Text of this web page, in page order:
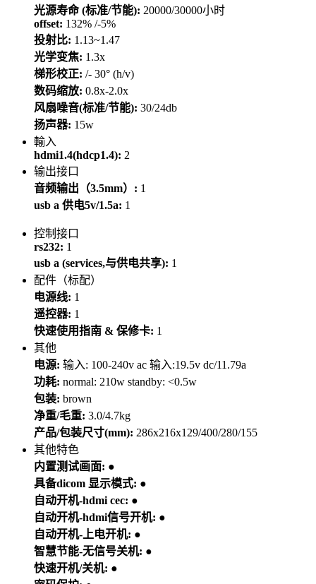
光源寿命 (标准/节能): 20000/30000小时
offset: 132% /-5%
投射比: 1.13~1.47
光学变焦: 1.3x
梯形校正: /- 30° (h/v)
数码缩放: 0.8x-2.0x
风扇噪音(标准/节能): 30/24db
扬声器: 15w
輸入
hdmi1.4(hdcp1.4): 2
输出接口
音频输出（3.5mm）: 1
usb a 供电5v/1.5a: 1
控制接口
rs232: 1
usb a (services,与供电共享): 1
配件（标配）
电源线: 1
遥控器: 1
快速使用指南 & 保修卡: 1
其他
电源: 输入: 100-240v ac 输入:19.5v dc/11.79a
功耗: normal: 210w standby: <0.5w
包装: brown
净重/毛重: 3.0/4.7kg
产品/包装尺寸(mm): 286x216x129/400/280/155
其他特色
内置测试画面: ●
具备dicom 显示模式: ●
自动开机-hdmi cec: ●
自动开机-hdmi信号开机: ●
自动开机-上电开机: ●
智慧节能-无信号关机: ●
快速开机/关机: ●